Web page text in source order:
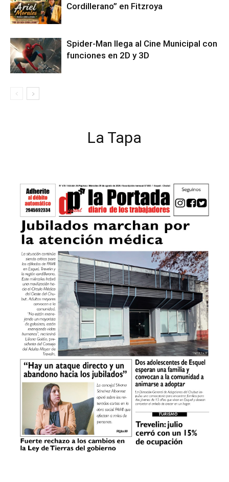
Cordillerano” en Fitzroya
Spider-Man llega al Cine Municipal con
funciones en 2D y 3D
La Tapa